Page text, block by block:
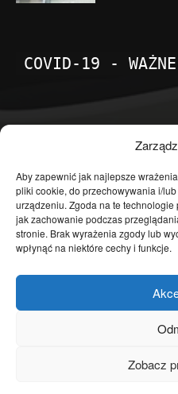
Aby zapewnić jak najlepsze
pliki cookie, do przechowywania i/
urządzeniu. Zgoda na te
jak zachowanie podczas
stronie. Brak wyrażenia zgody lub
wpłynąć na niektóre cechy i funkcje.
Zobacz
COVID-19 - WAŻNE
Temat dnia
Publicystyka
Polityka
Polska
Społeczeństwo